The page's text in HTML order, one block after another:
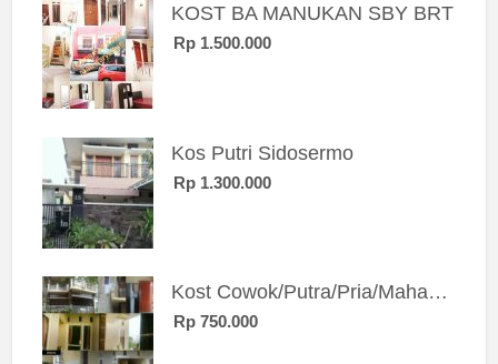
KOST BA MANUKAN SBY BRT
Rp 1.500.000
Kos Putri Sidosermo
Rp 1.300.000
Kost Cowok/Putra/Pria/Mahasiswa/Karyawan SIngle eksklusif bangunan baru
Rp 750.000